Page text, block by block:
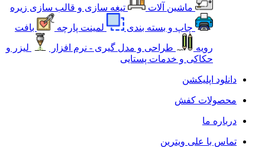
ماشین آلات
تیغه سازی و قالب سازی زیره
چاپ و بسته بندی
لمینت پارچه
بافت
رویه
طراحی و مدل گیری - نرم افزار
لیزر و
حکاکی و خدمات پستایی
دانلود اپلیکشن
محصولات کفش
درباره ما
تماس با علی ویترین